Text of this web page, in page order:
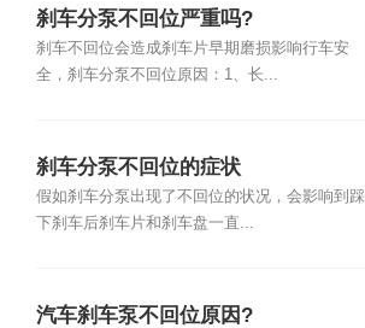
刹车分泵不回位严重吗?
刹车不回位会造成刹车片早期磨损影响行车安
全，刹车分泵不回位原因：1、长...
刹车分泵不回位的症状
假如刹车分泵出现了不回位的状况，会影响到踩
下刹车后刹车片和刹车盘一直...
汽车刹车泵不回位原因?